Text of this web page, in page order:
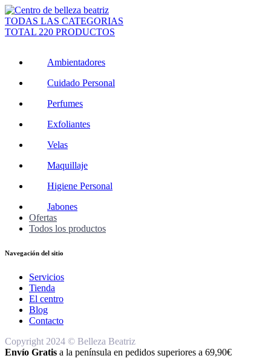
TODAS LAS CATEGORIAS
TOTAL 220 PRODUCTOS
Ambientadores
Cuidado Personal
Perfumes
Exfoliantes
Velas
Maquillaje
Higiene Personal
Jabones
Ofertas
Todos los productos
Navegación del sitio
Servicios
Tienda
El centro
Blog
Contacto
Copyright 2024 © Belleza Beatriz
Envío Gratis a la península en pedidos superiores a 69,90€